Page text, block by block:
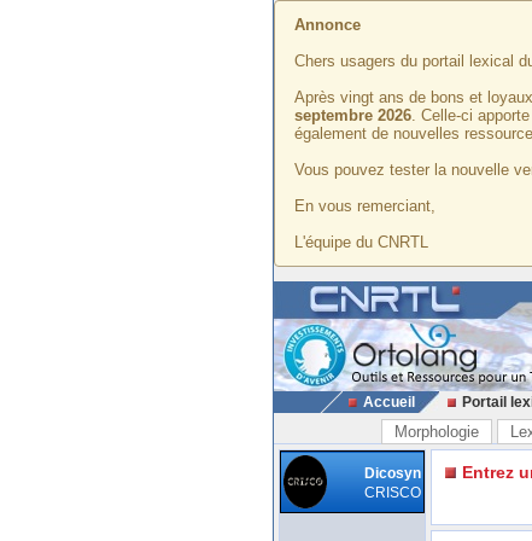
Annonce
Chers usagers du portail lexical
Après vingt ans de bons et
septembre 2026. Celle-ci
également de nouvelles
Vous pouvez tester la nouvelle
En vous remerciant,
L'équipe du CNRTL
Accueil Portail
Morphologie
Dicosyn
CRISCO
Entrez